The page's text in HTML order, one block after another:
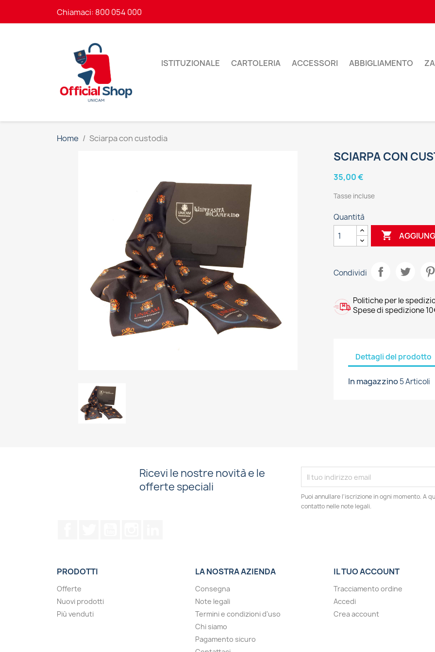
Chiamaci: 800 054 000
ISTITUZIONALE CARTOLERIA ACCESSORI ABBIGLIAMENTO
Home Sciarpa con custodia
SCIARPA CON
35,00 €
Tasse incluse
Quantità

Condividi
Politiche per le
Spese di spedizione
Dettagli del prodotto
In magazzino5 Articoli
Ricevi le nostre novità e le
offerte speciali
Puoi annullare l'iscrizione in ogni momento. A
contatto nelle note legali.
PRODOTTI
Offerte
Nuovi prodotti
Più venduti
LA NOSTRA AZIENDA
Consegna
Note legali
Termini e condizioni d'uso
Chi siamo
Pagamento sicuro
IL TUO ACCOUNT
Tracciamento ordine
Accedi
Crea account